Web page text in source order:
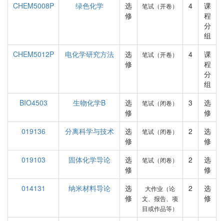
CHEM5008P
绿色化学
选
修
笔试（开卷） 4
课
程
分
组
CHEM5012P
电化学研究方法
选
修
笔试（开卷） 4
课
程
分
组
BIO4503
生物化学B
选
修
笔试（闭卷） 3
选
修
019136
分离科学与技术
选
修
笔试（闭卷） 2
选
修
019103
固体化学导论
选
修
笔试（闭卷） 2
选
修
014131
纳米材料导论
选
修
大作业（论
文、报告、项
目或作品等）
2
选
修